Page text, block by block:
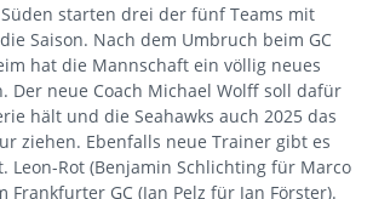
starten drei der fünf Teams mit
Saison. Nach dem Umbruch beim GC
hat die Mannschaft ein völlig neues
Der neue Coach Michael Wolff soll dafür
hält und die Seahawks auch 2025 das
ziehen. Ebenfalls neue Trainer gibt es
Leon-Rot (Benjamin Schlichting für Marco
Frankfurter GC (Jan Pelz für Jan Förster).